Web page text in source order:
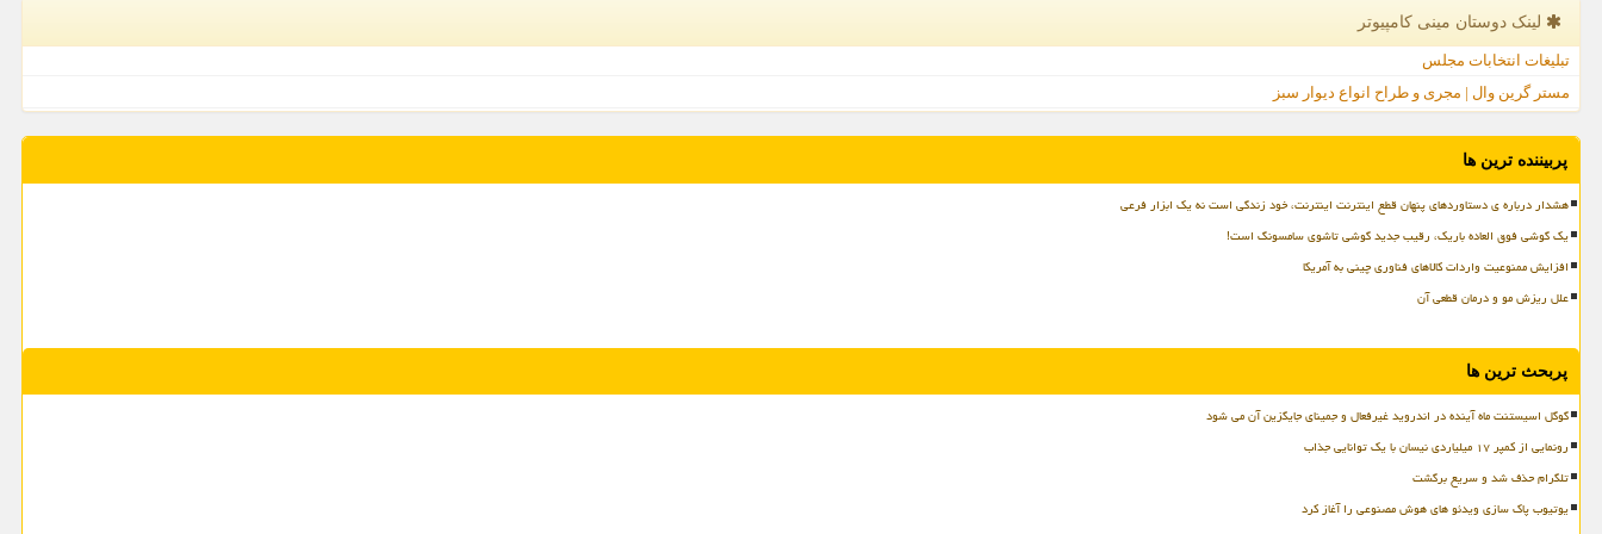
لینک دوستان مینی كامپیوتر
تبلیغات انتخابات مجلس
مستر گرین وال | مجری و طراح انواع دیوار سبز
پربیننده ترین ها
هشدار درباره ی دستاوردهای پنهان قطع اینترنت اینترنت، خود زندگی است نه یک ابزار فرعی
یک گوشی فوق العاده باریک، رقیب جدید گوشی تاشوی سامسونگ است!
افزایش ممنوعیت واردات کالاهای فناوری چینی به آمریکا
علل ریزش مو و درمان قطعی آن
پربحث ترین ها
گوگل اسیستنت ماه آینده در اندروید غیرفعال و جمینای جایگزین آن می شود
رونمایی از کمپر ۱۷ میلیاردی نیسان با یک توانایی جذاب
تلگرام حذف شد و سریع برگشت
یوتیوب پاک سازی ویدئو های هوش مصنوعی را آغاز کرد